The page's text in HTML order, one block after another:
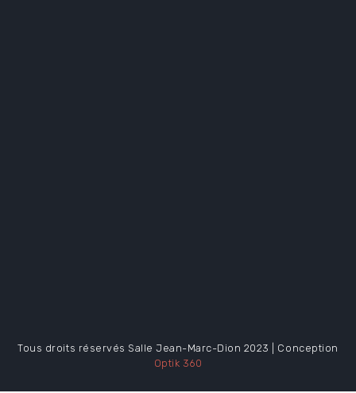
Tous droits réservés Salle Jean-Marc-Dion 2023 | Conception
Optik 360